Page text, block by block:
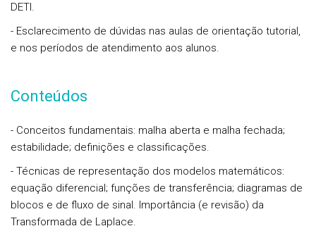
DETI.
- Esclarecimento de dúvidas nas aulas de orientação tutorial,
e nos períodos de atendimento aos alunos.
Conteúdos
- Conceitos fundamentais: malha aberta e malha fechada;
estabilidade; definições e classificações.
- Técnicas de representação dos modelos matemáticos:
equação diferencial; funções de transferência; diagramas de
blocos e de fluxo de sinal. Importância (e revisão) da
Transformada de Laplace.